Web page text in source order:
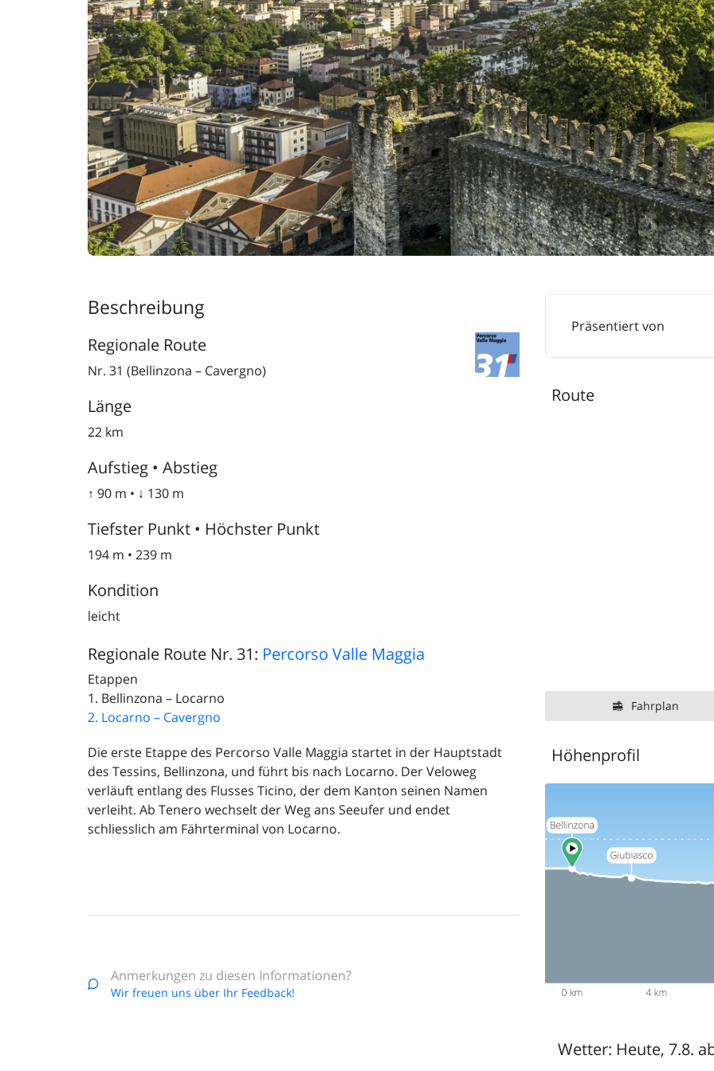
Beschreibung
Regionale Route
Nr. 31 (Bellinzona – Cavergno)
Länge
22 km
Aufstieg • Abstieg
↑ 90 m • ↓ 130 m
Tiefster Punkt • Höchster Punkt
194 m • 239 m
Kondition
leicht
Regionale Route Nr. 31: Percorso Valle Maggia
Etappen
1. Bellinzona – Locarno
2. Locarno – Cavergno
Die erste Etappe des Percorso Valle Maggia startet in der Hauptstadt
des Tessins, Bellinzona, und führt bis nach Locarno. Der Veloweg
verläuft entlang des Flusses Ticino, der dem Kanton seinen Namen
verleiht. Ab Tenero wechselt der Weg ans Seeufer und endet
schliesslich am Fährterminal von Locarno.
Anmerkungen zu diesen Informationen?
Wir freuen uns über Ihr Feedback!
Präsentiert von
Route
Fahrplan
Höhenprofil
Wetter: Heute, 7.8.